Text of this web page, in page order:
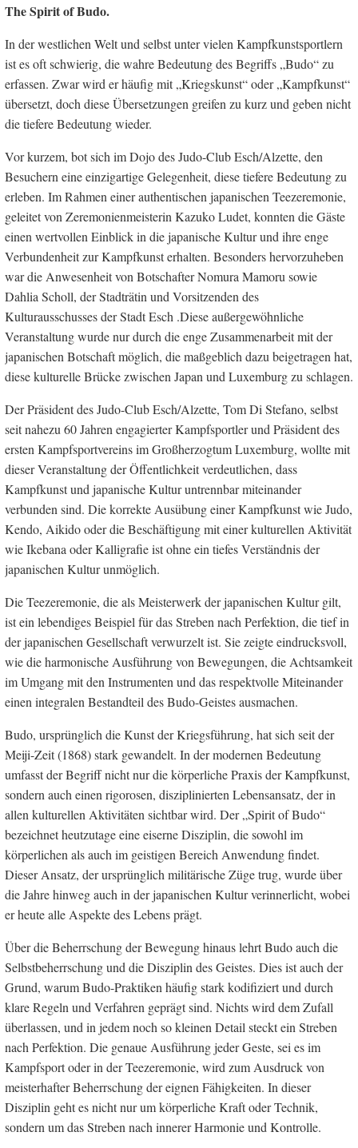
The Spirit of Budo.
In der westlichen Welt und selbst unter vielen Kampfkunstsportlern
ist es oft schwierig, die wahre Bedeutung des Begriffs „Budo“ zu
erfassen. Zwar wird er häufig mit „Kriegskunst“ oder „Kampfkunst“
übersetzt, doch diese Übersetzungen greifen zu kurz und geben nicht
die tiefere Bedeutung wieder.
Vor kurzem, bot sich im Dojo des Judo-Club Esch/Alzette, den
Besuchern eine einzigartige Gelegenheit, diese tiefere Bedeutung zu
erleben. Im Rahmen einer authentischen japanischen Teezeremonie,
geleitet von Zeremonienmeisterin Kazuko Ludet, konnten die Gäste
einen wertvollen Einblick in die japanische Kultur und ihre enge
Verbundenheit zur Kampfkunst erhalten. Besonders hervorzuheben
war die Anwesenheit von Botschafter Nomura Mamoru sowie
Dahlia Scholl, der Stadträtin und Vorsitzenden des
Kulturausschusses der Stadt Esch .Diese außergewöhnliche
Veranstaltung wurde nur durch die enge Zusammenarbeit mit der
japanischen Botschaft möglich, die maßgeblich dazu beigetragen hat,
diese kulturelle Brücke zwischen Japan und Luxemburg zu schlagen.
Der Präsident des Judo-Club Esch/Alzette, Tom Di Stefano, selbst
seit nahezu 60 Jahren engagierter Kampfsportler und Präsident des
ersten Kampfsportvereins im Großherzogtum Luxemburg, wollte mit
dieser Veranstaltung der Öffentlichkeit verdeutlichen, dass
Kampfkunst und japanische Kultur untrennbar miteinander
verbunden sind. Die korrekte Ausübung einer Kampfkunst wie Judo,
Kendo, Aikido oder die Beschäftigung mit einer kulturellen Aktivität
wie Ikebana oder Kalligrafie ist ohne ein tiefes Verständnis der
japanischen Kultur unmöglich.
Die Teezeremonie, die als Meisterwerk der japanischen Kultur gilt,
ist ein lebendiges Beispiel für das Streben nach Perfektion, die tief in
der japanischen Gesellschaft verwurzelt ist. Sie zeigte eindrucksvoll,
wie die harmonische Ausführung von Bewegungen, die Achtsamkeit
im Umgang mit den Instrumenten und das respektvolle Miteinander
einen integralen Bestandteil des Budo-Geistes ausmachen.
Budo, ursprünglich die Kunst der Kriegsführung, hat sich seit der
Meiji-Zeit (1868) stark gewandelt. In der modernen Bedeutung
umfasst der Begriff nicht nur die körperliche Praxis der Kampfkunst,
sondern auch einen rigorosen, disziplinierten Lebensansatz, der in
allen kulturellen Aktivitäten sichtbar wird. Der „Spirit of Budo“
bezeichnet heutzutage eine eiserne Disziplin, die sowohl im
körperlichen als auch im geistigen Bereich Anwendung findet.
Dieser Ansatz, der ursprünglich militärische Züge trug, wurde über
die Jahre hinweg auch in der japanischen Kultur verinnerlicht, wobei
er heute alle Aspekte des Lebens prägt.
Über die Beherrschung der Bewegung hinaus lehrt Budo auch die
Selbstbeherrschung und die Disziplin des Geistes. Dies ist auch der
Grund, warum Budo-Praktiken häufig stark kodifiziert und durch
klare Regeln und Verfahren geprägt sind. Nichts wird dem Zufall
überlassen, und in jedem noch so kleinen Detail steckt ein Streben
nach Perfektion. Die genaue Ausführung jeder Geste, sei es im
Kampfsport oder in der Teezeremonie, wird zum Ausdruck von
meisterhafter Beherrschung der eignen Fähigkeiten. In dieser
Disziplin geht es nicht nur um körperliche Kraft oder Technik,
sondern um das Streben nach innerer Harmonie und Kontrolle.